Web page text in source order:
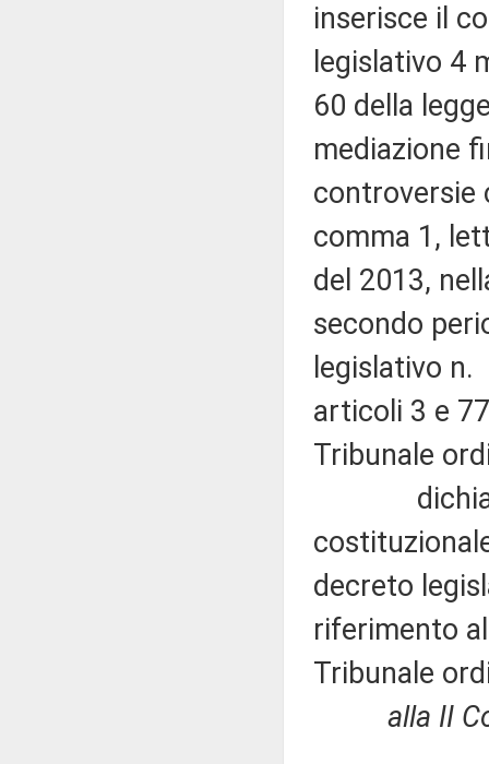
inserisce il
legislativo 4
60 della
mediazione
controversie
comma 1,
del 2013,
secondo
legislativo
articoli 3 e
Tribunale
dichiara
decreto
riferimento
Tribunale
alla II